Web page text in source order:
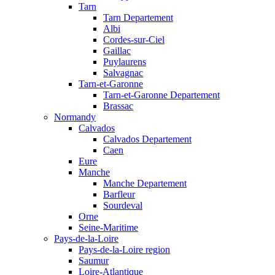
Tarn
Tarn Departement
Albi
Cordes-sur-Ciel
Gaillac
Puylaurens
Salvagnac
Tarn-et-Garonne
Tarn-et-Garonne Departement
Brassac
Normandy
Calvados
Calvados Departement
Caen
Eure
Manche
Manche Departement
Barfleur
Sourdeval
Orne
Seine-Maritime
Pays-de-la-Loire
Pays-de-la-Loire region
Saumur
Loire-Atlantique